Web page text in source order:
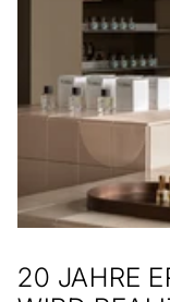
20 JAHRE